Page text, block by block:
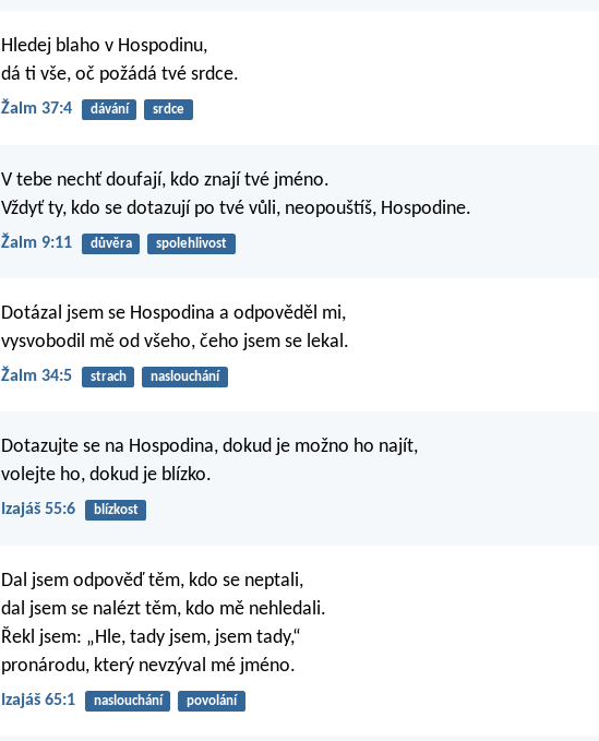
Hledej blaho v Hospodinu,
dá ti vše, oč požádá tvé srdce.
Žalm 37:4 dávání srdce
V tebe nechť doufají, kdo znají tvé jméno.
Vždyť ty, kdo se dotazují po tvé vůli, neopouštíš, Hospodine.
Žalm 9:11 důvěra spolehlivost
Dotázal jsem se Hospodina a odpověděl mi,
vysvobodil mě od všeho, čeho jsem se lekal.
Žalm 34:5 strach naslouchání
Dotazujte se na Hospodina, dokud je možno ho najít,
volejte ho, dokud je blízko.
Izajáš 55:6 blízkost
Dal jsem odpověď těm, kdo se neptali,
dal jsem se nalézt těm, kdo mě nehledali.
Řekl jsem: „Hle, tady jsem, jsem tady,“
pronárodu, který nevzýval mé jméno.
Izajáš 65:1 naslouchání povolání